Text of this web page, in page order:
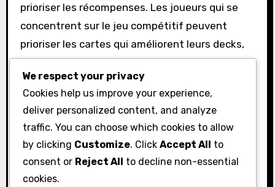
prioriser les récompenses. Les joueurs qui se
concentrent sur le jeu compétitif peuvent
prioriser les cartes qui améliorent leurs decks,
tandis que les joueurs occasionnels pourraient
rechercher des objets cosmétiques ou des
personnages amusants. Identifier vos objectifs
aide à affiner votre concentration sur les
satisfaction.
Considérez si vous aimez les batailles PvP, les
We respect your privacy
Cookies help us improve your experience,
deliver personalized content, and analyze
traffic. You can choose which cookies to allow
by clicking Customize. Click Accept All to
consent or Reject All to decline non-essential
cookies.